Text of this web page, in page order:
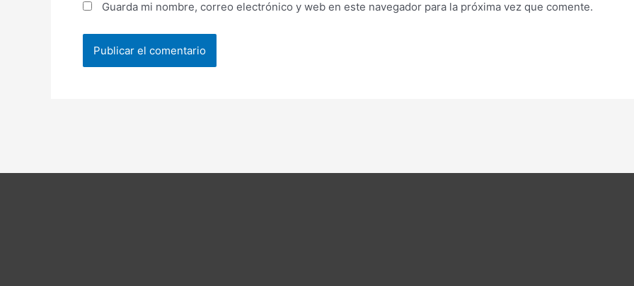
Guarda mi nombre, correo electrónico y web en este navegador para la próxima vez que comente.